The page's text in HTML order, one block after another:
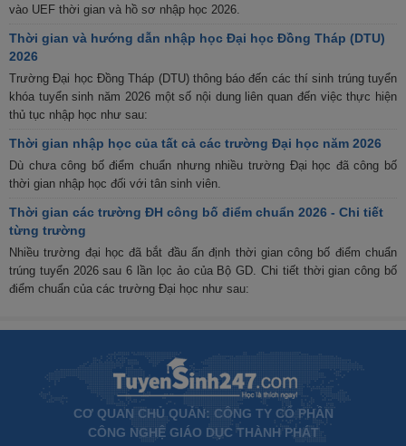
vào UEF thời gian và hồ sơ nhập học 2026.
Thời gian và hướng dẫn nhập học Đại học Đồng Tháp (DTU)
2026
Trường Đại học Đồng Tháp (DTU) thông báo đến các thí sinh trúng tuyển
khóa tuyển sinh năm 2026 một số nội dung liên quan đến việc thực hiện
thủ tục nhập học như sau:
Thời gian nhập học của tất cả các trường Đại học năm 2026
Dù chưa công bố điểm chuẩn nhưng nhiều trường Đại học đã công bố
thời gian nhập học đối với tân sinh viên.
Thời gian các trường ĐH công bố điểm chuẩn 2026 - Chi tiết
từng trường
Nhiều trường đại học đã bắt đầu ấn định thời gian công bố điểm chuẩn
trúng tuyển 2026 sau 6 lần lọc ảo của Bộ GD. Chi tiết thời gian công bố
điểm chuẩn của các trường Đại học như sau:
CƠ QUAN CHỦ QUẢN: CÔNG TY CỔ PHẦN
CÔNG NGHỆ GIÁO DỤC THÀNH PHÁT